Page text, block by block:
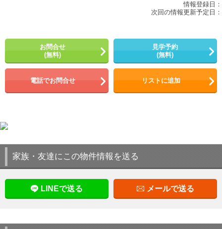
情報登録日：
次回の情報更新予定日：
お問合せ
(無料)
見学予約
(無料)
電話でお問合せ リストに追加
家族・友達にこの物件情報を送る
LINEで送る メールで送る